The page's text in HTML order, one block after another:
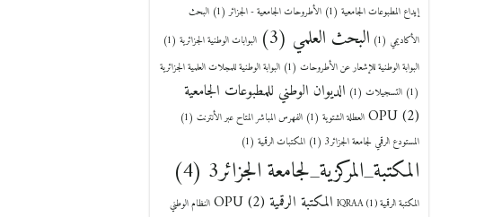
إيداع المطبوعات الجامعية (1) الأطروحات الجامعية - الجزائر(1)
البحث
الأكاديمي (1) البحث العلمي (3) البوابات الوطنية الجزائرية (1)
البوابة الوطنية للإشعار عن الأطروحات (1)
البوابة الوطنية للمجلات العلمية الجزائرية
(1)
التسجيلات (1)
الديوان الوطني للمطبوعات الجامعية
OPU(2) العطلة الشتوية (1) الفهرس المباشر المتاح عبر الأنترنت (1)
المستودع الرقمي لجامعة الجزائر3 (1) المكتبات الرقمية (1)
المكتبة_المركزية_لجامعة الجزائر3 (4)
المكتبة الرقمية IQRAA(1) المكتبة الرقمية OPU (2)
النظام الوطني